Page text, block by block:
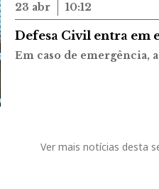
23 abr 10:12
Defesa Civil entra em
Em caso de emergência,
Ver mais notícias desta